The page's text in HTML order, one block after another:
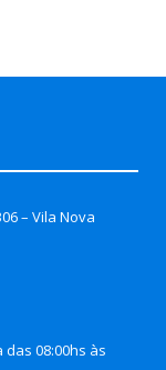
– Vila Nova
08:00hs às